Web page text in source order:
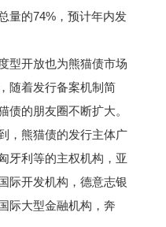
量的74%，预计年内发
开放也为熊猫债市场
随着发行备案机制简
债的朋友圈不断扩大。
熊猫债的发行主体广
牙利等的主权机构，亚
际开发机构，德意志银
际大型金融机构，奔